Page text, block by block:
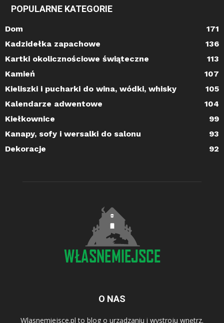
POPULARNE KATEGORIE
Dom
171
Kadzidełka zapachowe
136
Kartki okolicznościowe świąteczne
113
Kamień
107
Kieliszki i pucharki do wina, wódki, whisky
105
Kalendarze adwentowe
104
Kiełkownice
99
Kanapy, sofy i wersalki do salonu
93
Dekoracje
92
O NAS
Wlasnemiejsce.pl to blog o urządzaniu i wystroju wnętrz.